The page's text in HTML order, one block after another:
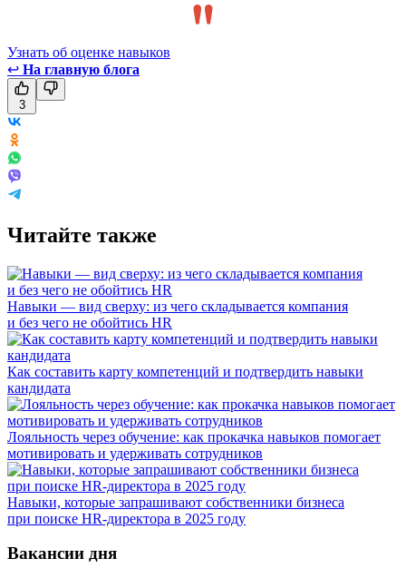
Узнать об оценке навыков
↩ На главную блога
3
Читайте также
Навыки — вид сверху: из чего складывается компания
и без чего не обойтись HR
Как составить карту компетенций и подтвердить навыки
кандидата
Лояльность через обучение: как прокачка навыков помогает
мотивировать и удерживать сотрудников
Навыки, которые запрашивают собственники бизнеса
при поиске HR-директора в 2025 году
Вакансии дня